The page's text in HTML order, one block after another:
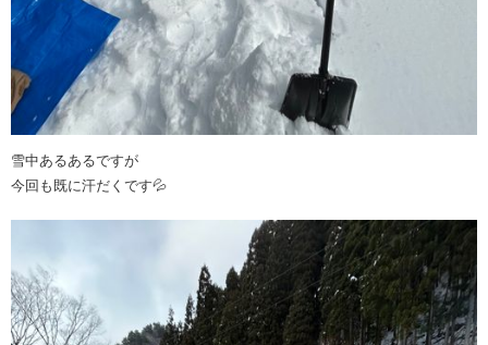
雪中あるあるですが
今回も既に汗だくです💦